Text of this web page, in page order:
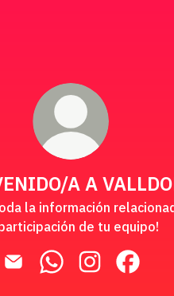
A A
la información
de tu equipo!